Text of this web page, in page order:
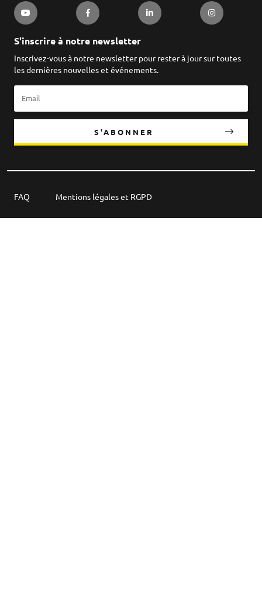
S'inscrire à notre newsletter
Inscrivez-vous à notre newsletter pour rester à jour sur toutes
les dernières nouvelles et événements.
S'ABONNER
FAQ Mentions légales et RGPD